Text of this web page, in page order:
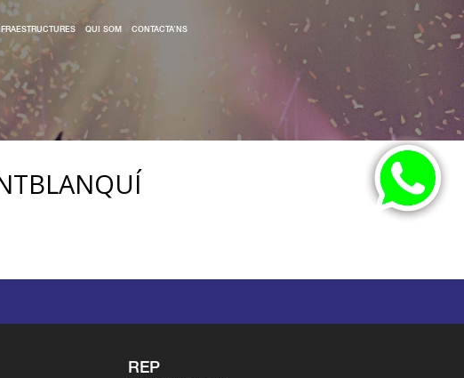
QUI SOM CONTACTA’NS
REP